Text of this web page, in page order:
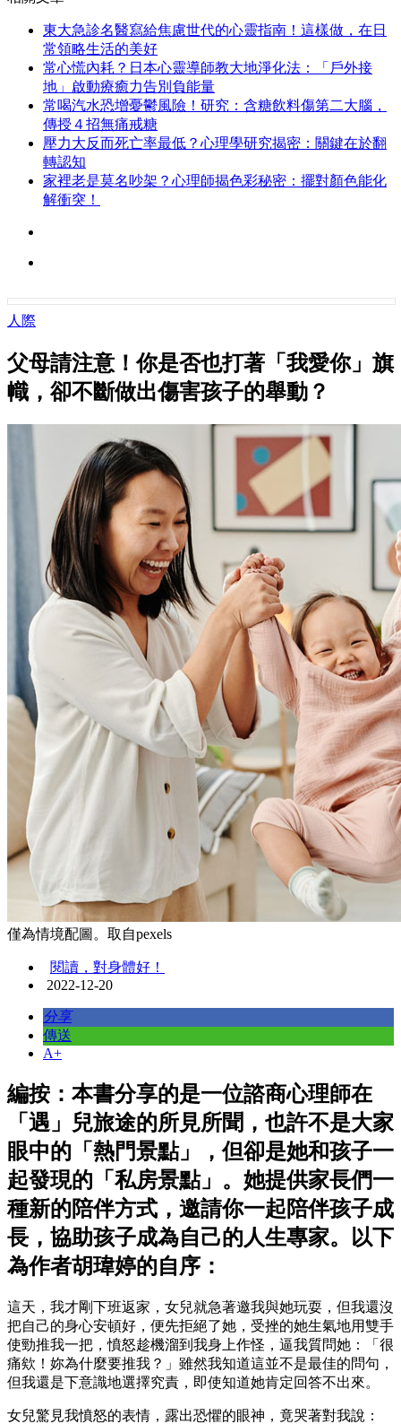
東大急診名醫寫給焦慮世代的心靈指南！這樣做，在日
常領略生活的美好
常心慌內耗？日本心靈導師教大地淨化法：「戶外接
地」啟動療癒力告別負能量
常喝汽水恐增憂鬱風險！研究：含糖飲料傷第二大腦，
傳授４招無痛戒糖
壓力大反而死亡率最低？心理學研究揭密：關鍵在於翻
轉認知
家裡老是莫名吵架？心理師揭色彩秘密：擺對顏色能化
解衝突！
人際
父母請注意！你是否也打著「我愛你」旗
幟，卻不斷做出傷害孩子的舉動？
僅為情境配圖。取自pexels
閱讀，對身體好！
2022-12-20
分享
傳送
A+
編按：本書分享的是一位諮商心理師在
「遇」兒旅途的所見所聞，也許不是大家
眼中的「熱門景點」，但卻是她和孩子一
起發現的「私房景點」。她提供家長們一
種新的陪伴方式，邀請你一起陪伴孩子成
長，協助孩子成為自己的人生專家。以下
為作者胡瑋婷的自序：
這天，我才剛下班返家，女兒就急著邀我與她玩耍，但我還沒
把自己的身心安頓好，便先拒絕了她，受挫的她生氣地用雙手
使勁推我一把，憤怒趁機溜到我身上作怪，逼我質問她：「很
痛欸！妳為什麼要推我？」雖然我知道這並不是最佳的問句，
但我還是下意識地選擇究責，即使知道她肯定回答不出來。
女兒驚見我憤怒的表情，露出恐懼的眼神，竟哭著對我說：